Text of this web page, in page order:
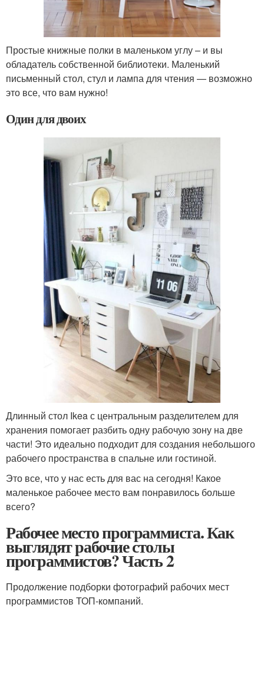
Простые книжные полки в маленьком углу – и вы
обладатель собственной библиотеки. Маленький
письменный стол, стул и лампа для чтения — возможно
это все, что вам нужно!
Один для двоих
Длинный стол Ikea с центральным разделителем для
хранения помогает разбить одну рабочую зону на две
части! Это идеально подходит для создания небольшого
рабочего пространства в спальне или гостиной.
Это все, что у нас есть для вас на сегодня! Какое
маленькое рабочее место вам понравилось больше
всего?
Рабочее место программиста. Как
выглядят рабочие столы
программистов? Часть 2
Продолжение подборки фотографий рабочих мест
программистов ТОП-компаний.